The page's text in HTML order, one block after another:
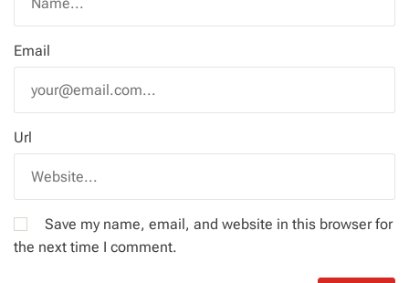
Email
Url
Save my name, email, and website in this browser for
the next time I comment.